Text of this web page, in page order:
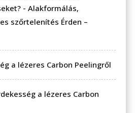
-Alakformálás,
szőrtelenítés Érden –
a lézeres Carbon Peelingről
a lézeres Carbon